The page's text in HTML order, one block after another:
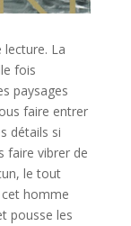
lecture. La
fois
paysages
faire entrer
détails si
faire vibrer de
le tout
homme
pousse les